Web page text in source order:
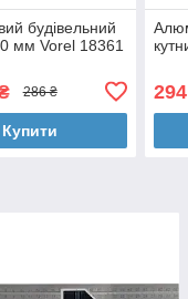
будівельний
мм Vorel 18361
286 ₴
Купити
294